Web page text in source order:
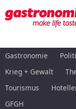
Gastronomie
Krieg + Gewalt
Tourismus
GFGH